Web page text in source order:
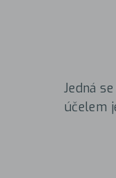
Jedná
účelem